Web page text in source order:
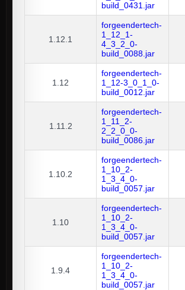
build_0431.jar
1.12.1
forgeendertech-
1_12_1-
4_3_2_0-
build_0088.jar
1.12
forgeendertech-
1_12-3_0_1_0-
build_0012.jar
1.11.2
forgeendertech-
1_11_2-
2_2_0_0-
build_0086.jar
1.10.2
forgeendertech-
1_10_2-
1_3_4_0-
build_0057.jar
1.10
forgeendertech-
1_10_2-
1_3_4_0-
build_0057.jar
1.9.4
forgeendertech-
1_10_2-
1_3_4_0-
build_0057.jar